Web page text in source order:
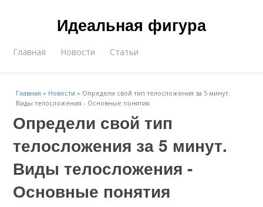
Идеальная фигура
Главная Новости Статьи
Главная » Новости » Определи свой тип телосложения за 5 минут.
Виды телосложения - Основные понятия
Определи свой тип
телосложения за 5 минут.
Виды телосложения -
Основные понятия